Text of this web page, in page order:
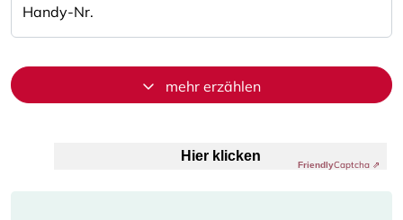
Handy-Nr.
mehr erzählen
Hier klicken
FriendlyCaptcha ⇗